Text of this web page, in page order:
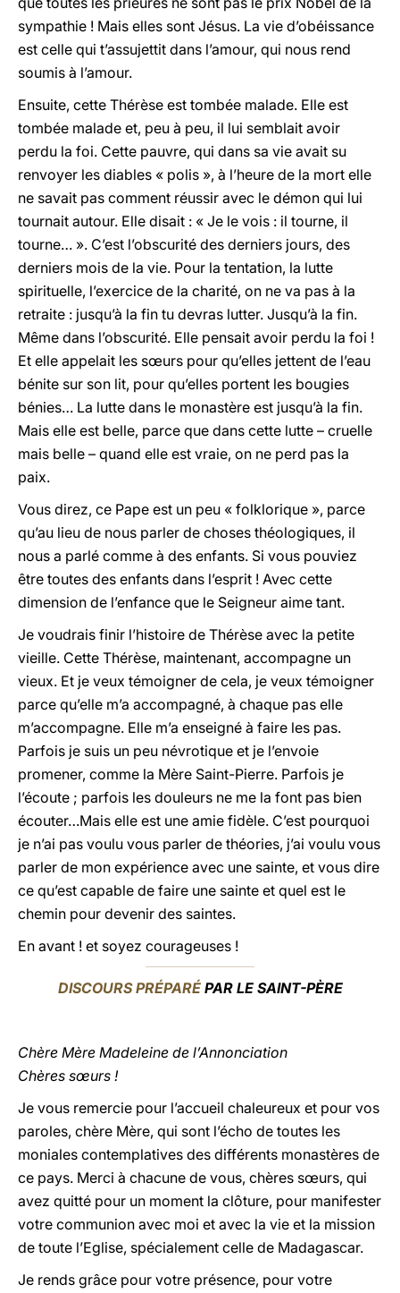
sympathie ! Mais elles sont Jésus. La vie d’obéissance
est celle qui t’assujettit dans l’amour, qui nous rend
soumis à l’amour.
Ensuite, cette Thérèse est tombée malade. Elle est
tombée malade et, peu à peu, il lui semblait avoir
perdu la foi. Cette pauvre, qui dans sa vie avait su
renvoyer les diables « polis », à l’heure de la mort elle
ne savait pas comment réussir avec le démon qui lui
tournait autour. Elle disait : « Je le vois : il tourne, il
tourne… ». C’est l’obscurité des derniers jours, des
derniers mois de la vie. Pour la tentation, la lutte
spirituelle, l’exercice de la charité, on ne va pas à la
retraite : jusqu’à la fin tu devras lutter. Jusqu’à la fin.
Même dans l’obscurité. Elle pensait avoir perdu la foi !
Et elle appelait les sœurs pour qu’elles jettent de l’eau
bénite sur son lit, pour qu’elles portent les bougies
bénies… La lutte dans le monastère est jusqu’à la fin.
Mais elle est belle, parce que dans cette lutte – cruelle
mais belle – quand elle est vraie, on ne perd pas la
paix.
Vous direz, ce Pape est un peu « folklorique », parce
qu’au lieu de nous parler de choses théologiques, il
nous a parlé comme à des enfants. Si vous pouviez
être toutes des enfants dans l’esprit ! Avec cette
dimension de l’enfance que le Seigneur aime tant.
Je voudrais finir l’histoire de Thérèse avec la petite
vieille. Cette Thérèse, maintenant, accompagne un
vieux. Et je veux témoigner de cela, je veux témoigner
parce qu’elle m’a accompagné, à chaque pas elle
m’accompagne. Elle m’a enseigné à faire les pas.
Parfois je suis un peu névrotique et je l’envoie
promener, comme la Mère Saint-Pierre. Parfois je
l’écoute ; parfois les douleurs ne me la font pas bien
écouter…Mais elle est une amie fidèle. C’est pourquoi
je n’ai pas voulu vous parler de théories, j’ai voulu vous
parler de mon expérience avec une sainte, et vous dire
ce qu’est capable de faire une sainte et quel est le
chemin pour devenir des saintes.
En avant ! et soyez courageuses !
DISCOURS PRÉPARÉPAR LE SAINT-PÈRE
Chère Mère Madeleine de l’Annonciation
Chères sœurs !
Je vous remercie pour l’accueil chaleureux et pour vos
paroles, chère Mère, qui sont l’écho de toutes les
moniales contemplatives des différents monastères de
ce pays. Merci à chacune de vous, chères sœurs, qui
avez quitté pour un moment la clôture, pour manifester
votre communion avec moi et avec la vie et la mission
de toute l’Eglise, spécialement celle de Madagascar.
Je rends grâce pour votre présence, pour votre